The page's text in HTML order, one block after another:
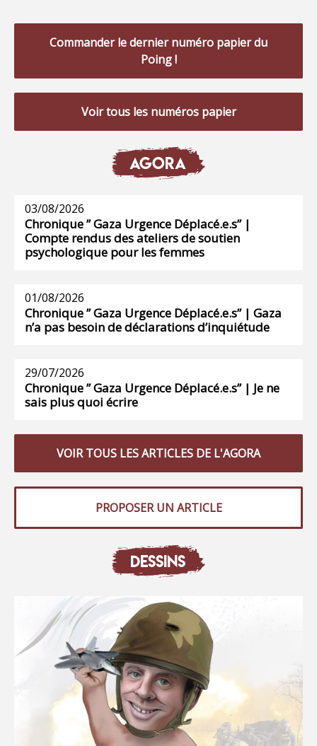
Commander le dernier numéro papier du
Poing !
Voir tous les numéros papier
AGORA
03/08/2026
Chronique ” Gaza Urgence Déplacé.e.s” |
Compte rendus des ateliers de soutien
psychologique pour les femmes
01/08/2026
Chronique ” Gaza Urgence Déplacé.e.s” | Gaza
n’a pas besoin de déclarations d’inquiétude
29/07/2026
Chronique ” Gaza Urgence Déplacé.e.s” | Je ne
sais plus quoi écrire
VOIR TOUS LES ARTICLES DE L'AGORA
PROPOSER UN ARTICLE
DESSINS